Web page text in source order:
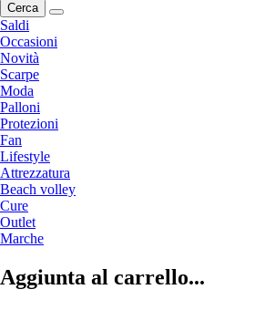
Cerca
Saldi
Occasioni
Novità
Scarpe
Moda
Palloni
Protezioni
Fan
Lifestyle
Attrezzatura
Beach volley
Cure
Outlet
Marche
Aggiunta al carrello...